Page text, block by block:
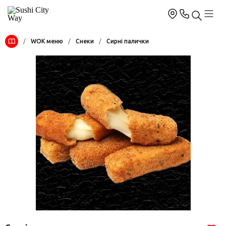
/ WOK меню / Снеки / Сирні палички